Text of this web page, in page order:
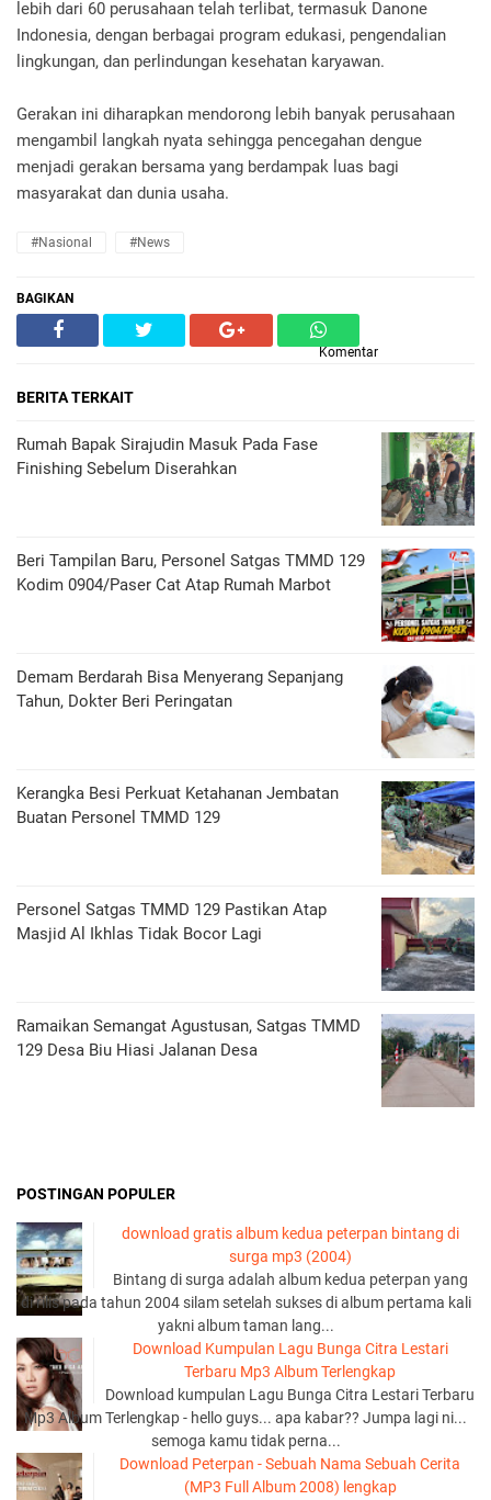
lebih dari 60 perusahaan telah terlibat, termasuk Danone
Indonesia, dengan berbagai program edukasi, pengendalian
lingkungan, dan perlindungan kesehatan karyawan.
Gerakan ini diharapkan mendorong lebih banyak perusahaan
mengambil langkah nyata sehingga pencegahan dengue
menjadi gerakan bersama yang berdampak luas bagi
masyarakat dan dunia usaha.
#Nasional #News
BAGIKAN
Komentar
BERITA TERKAIT
Rumah Bapak Sirajudin Masuk Pada Fase
Finishing Sebelum Diserahkan
Beri Tampilan Baru, Personel Satgas TMMD 129
Kodim 0904/Paser Cat Atap Rumah Marbot
Demam Berdarah Bisa Menyerang Sepanjang
Tahun, Dokter Beri Peringatan
Kerangka Besi Perkuat Ketahanan Jembatan
Buatan Personel TMMD 129
Personel Satgas TMMD 129 Pastikan Atap
Masjid Al Ikhlas Tidak Bocor Lagi
Ramaikan Semangat Agustusan, Satgas TMMD
129 Desa Biu Hiasi Jalanan Desa
POSTINGAN POPULER
download gratis album kedua peterpan bintang di
surga mp3 (2004)
Bintang di surga adalah album kedua peterpan yang
di rilis pada tahun 2004 silam setelah sukses di album pertama kali
yakni album taman lang...
Download Kumpulan Lagu Bunga Citra Lestari
Terbaru Mp3 Album Terlengkap
Download kumpulan Lagu Bunga Citra Lestari Terbaru
Mp3 Album Terlengkap - hello guys... apa kabar?? Jumpa lagi ni...
semoga kamu tidak perna...
Download Peterpan - Sebuah Nama Sebuah Cerita
(MP3 Full Album 2008) lengkap